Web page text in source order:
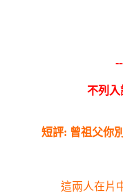
不列入
短評: 曾祖父你
這兩人在片